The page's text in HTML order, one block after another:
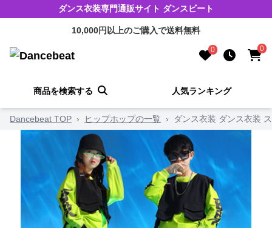
ダンス衣装専門通販サイト ダンスビート
10,000円以上のご購入で送料無料
0 0
商品を検索する 人気ランキング
Dancebeat TOP › ヒップホップの一覧 › ダンス衣装 ダンス衣装